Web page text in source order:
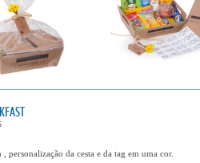
personalização da cesta e da tag em uma cor.